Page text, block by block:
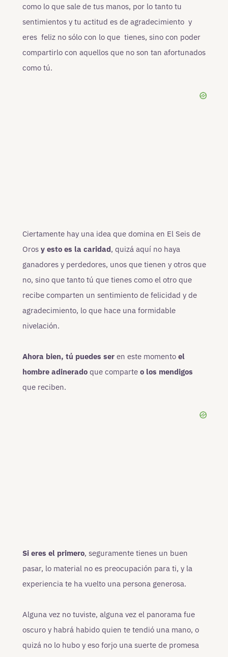
como lo que sale de tus manos, por lo tanto tu
sentimientos y tu actitud es de agradecimiento y
eres feliz no sólo con lo que tienes, sino con poder
compartirlo con aquellos que no son tan afortunados
como tú.
Ciertamente hay una idea que domina en El Seis de
Oros y esto es la caridad, quizá aquí no haya
ganadores y perdedores, unos que tienen y otros que
no, sino que tanto tú que tienes como el otro que
recibe comparten un sentimiento de felicidad y de
agradecimiento, lo que hace una formidable
nivelación.
Ahora bien, tú puedes ser en este momento el
hombre adinerado que comparte o los mendigos
que reciben.
Si eres el primero, seguramente tienes un buen
pasar, lo material no es preocupación para ti, y la
experiencia te ha vuelto una persona generosa.
Alguna vez no tuviste, alguna vez el panorama fue
oscuro y habrá habido quien te tendió una mano, o
quizá no lo hubo y eso forjo una suerte de promesa